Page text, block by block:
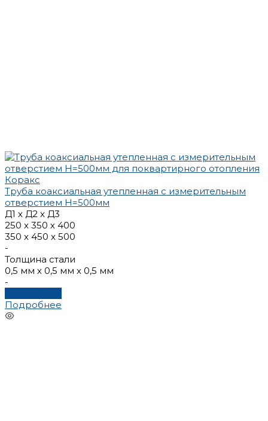
Труба коаксиальная утепленная с измерительным
отверстием Н=500мм
Д1 х Д2 x Д3
250 х 350 х 400
350 х 450 х 500
-
Толщина стали
0,5 мм х 0,5 мм х 0,5 мм
-
Подробнее